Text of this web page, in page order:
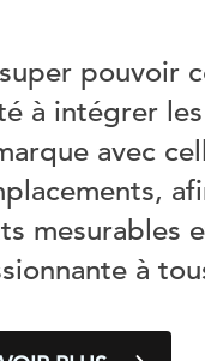
pouvoir
à intégrer
avec
mesurables
à